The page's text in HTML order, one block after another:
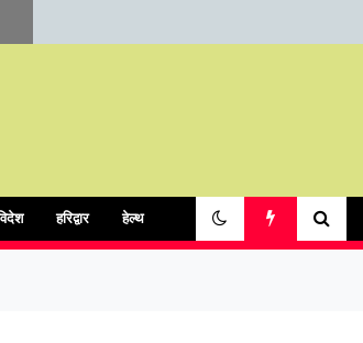
स्नान
व्यवस्था
अपील,घर-घर पहुंचेंगे
हरिद्वार हेल्थ